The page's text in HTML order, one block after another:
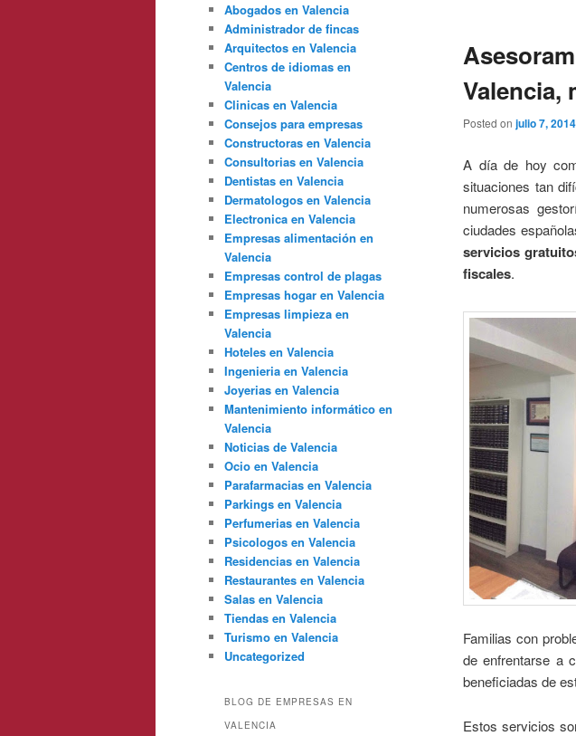
Valencia,
Posted on julio 7, 2014
A día de hoy
situaciones tan
numerosas
ciudades
servicios
fiscales.
Familias con
de enfrentarse a
beneficiadas de
Estos servicios
Abogados en Valencia
Administrador de fincas
Arquitectos en Valencia
Centros de idiomas en
Valencia
Clinicas en Valencia
Consejos para empresas
Constructoras en Valencia
Consultorias en Valencia
Dentistas en Valencia
Dermatologos en Valencia
Electronica en Valencia
Empresas alimentación en
Valencia
Empresas control de plagas
Empresas hogar en Valencia
Empresas limpieza en
Valencia
Hoteles en Valencia
Ingenieria en Valencia
Joyerias en Valencia
Mantenimiento informático en
Valencia
Noticias de Valencia
Ocio en Valencia
Parafarmacias en Valencia
Parkings en Valencia
Perfumerias en Valencia
Psicologos en Valencia
Residencias en Valencia
Restaurantes en Valencia
Salas en Valencia
Tiendas en Valencia
Turismo en Valencia
Uncategorized
BLOG DE EMPRESAS EN
VALENCIA